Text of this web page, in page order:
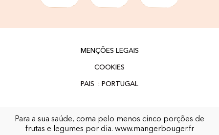
MENÇÕES LEGAIS
COOKIES
Para a sua saúde, coma pelo menos cinco porções de
frutas e legumes por dia. www.mangerbouger.fr